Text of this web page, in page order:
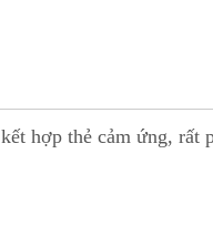
hợp thẻ cảm ứng, rất